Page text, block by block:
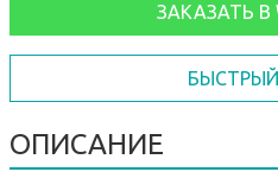
ЗАКАЗАТЬ В
ОПИСАНИЕ